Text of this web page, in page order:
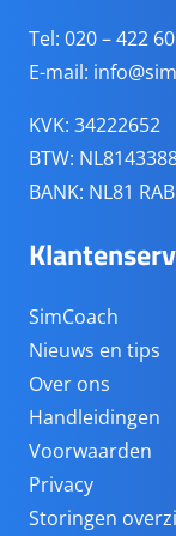
Tel: 020 – 422
E-mail:
KVK: 34222652
BTW:
BANK: NL81
SimCoach
Nieuws en tips
Over ons
Handleidingen
Voorwaarden
Privacy
Storingen